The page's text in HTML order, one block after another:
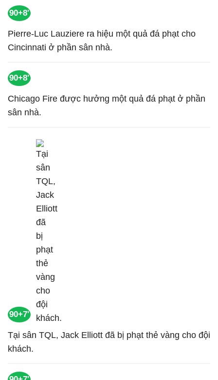
90+8'
Pierre-Luc Lauziere ra hiệu một quả đá phạt cho
Cincinnati ở phần sân nhà.
90+8'
Chicago Fire được hưởng một quả đá phạt ở phần
sân nhà.
90+7'
Tại sân TQL, Jack Elliott đã bị phạt thẻ vàng cho đội
khách.